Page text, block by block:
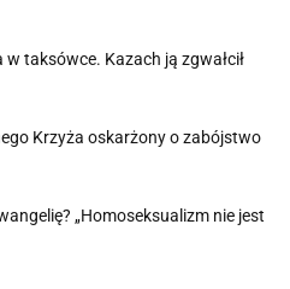
w taksówce. Kazach ją zgwałcił
Krzyża oskarżony o zabójstwo
„Homoseksualizm nie jest